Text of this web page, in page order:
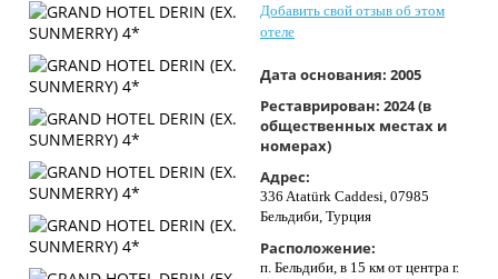
Добавить свой отзыв об этом
отеле
Дата основания: 2005
Реставрирован: 2024 (в
общественных местах и
номерах)
Адрес:
336 Atatürk Caddesi, 07985
Бельдиби, Турция
Расположение:
п. Бельдиби, в 15 км от центра г.